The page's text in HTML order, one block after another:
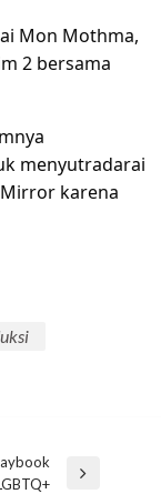
Mon Mothma,
2 bersama
menyutradarai
karena